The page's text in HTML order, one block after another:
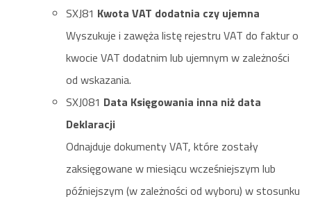
SXJ81 Kwota VAT dodatnia czy ujemna
Wyszukuje i zawęża listę rejestru VAT do faktur o
kwocie VAT dodatnim lub ujemnym w zależności
od wskazania.
SXJ081 Data Księgowania inna niż data
Deklaracji
Odnajduje dokumenty VAT, które zostały
zaksięgowane w miesiącu wcześniejszym lub
późniejszym (w zależności od wyboru) w stosunku